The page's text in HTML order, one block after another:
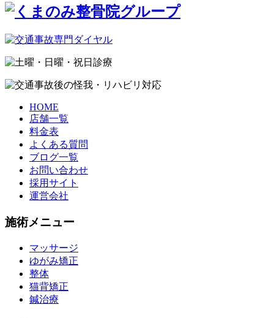
HOME
店舗一覧
料金表
よくある質問
ブログ一覧
お問い合わせ
採用サイト
運営会社
施術メニュー
マッサージ
ゆがみ矯正
整体
猫背矯正
鍼治療